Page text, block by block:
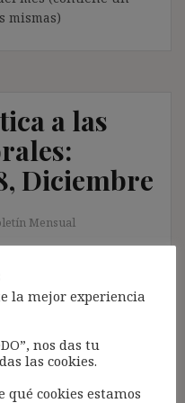
mismas)
a las
Diciembre
Mensual
a las
la mejor experiencia
nos das tu
las cookies.
cookies estamos